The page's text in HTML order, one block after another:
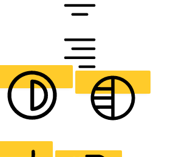
ALIGN TEXT
HIGH CONTRAST